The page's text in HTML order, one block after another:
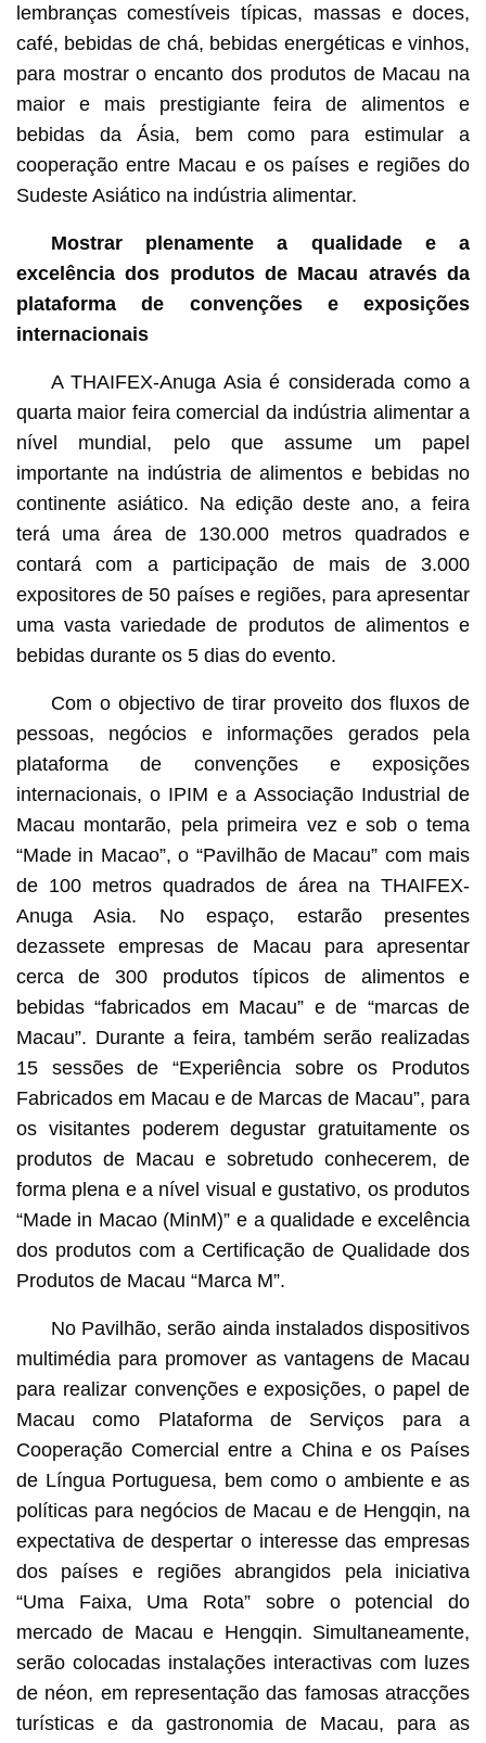
lembranças comestíveis típicas, massas e doces,
café, bebidas de chá, bebidas energéticas e vinhos,
para mostrar o encanto dos produtos de Macau na
maior e mais prestigiante feira de alimentos e
bebidas da Ásia, bem como para estimular a
cooperação entre Macau e os países e regiões do
Sudeste Asiático na indústria alimentar.
Mostrar plenamente a qualidade e a
excelência dos produtos de Macau através da
plataforma de convenções e exposições
internacionais
A THAIFEX-Anuga Asia é considerada como a
quarta maior feira comercial da indústria alimentar a
nível mundial, pelo que assume um papel
importante na indústria de alimentos e bebidas no
continente asiático. Na edição deste ano, a feira
terá uma área de 130.000 metros quadrados e
contará com a participação de mais de 3.000
expositores de 50 países e regiões, para apresentar
uma vasta variedade de produtos de alimentos e
bebidas durante os 5 dias do evento.
Com o objectivo de tirar proveito dos fluxos de
pessoas, negócios e informações gerados pela
plataforma de convenções e exposições
internacionais, o IPIM e a Associação Industrial de
Macau montarão, pela primeira vez e sob o tema
“Made in Macao”, o “Pavilhão de Macau” com mais
de 100 metros quadrados de área na THAIFEX-
Anuga Asia. No espaço, estarão presentes
dezassete empresas de Macau para apresentar
cerca de 300 produtos típicos de alimentos e
bebidas “fabricados em Macau” e de “marcas de
Macau”. Durante a feira, também serão realizadas
15 sessões de “Experiência sobre os Produtos
Fabricados em Macau e de Marcas de Macau”, para
os visitantes poderem degustar gratuitamente os
produtos de Macau e sobretudo conhecerem, de
forma plena e a nível visual e gustativo, os produtos
“Made in Macao (MinM)” e a qualidade e excelência
dos produtos com a Certificação de Qualidade dos
Produtos de Macau “Marca M”.
No Pavilhão, serão ainda instalados dispositivos
multimédia para promover as vantagens de Macau
para realizar convenções e exposições, o papel de
Macau como Plataforma de Serviços para a
Cooperação Comercial entre a China e os Países
de Língua Portuguesa, bem como o ambiente e as
políticas para negócios de Macau e de Hengqin, na
expectativa de despertar o interesse das empresas
dos países e regiões abrangidos pela iniciativa
“Uma Faixa, Uma Rota” sobre o potencial do
mercado de Macau e Hengqin. Simultaneamente,
serão colocadas instalações interactivas com luzes
de néon, em representação das famosas atracções
turísticas e da gastronomia de Macau, para as